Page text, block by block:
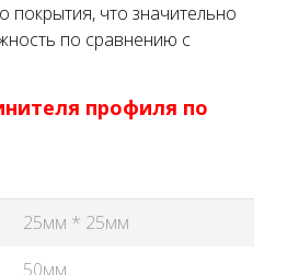
покрытия, что значительно
по сравнению с
профиля по
25мм * 25мм
50мм.